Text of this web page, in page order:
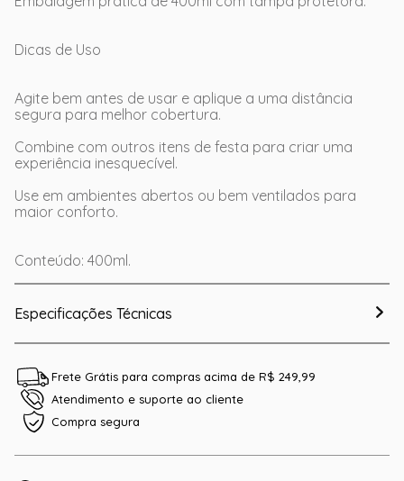
Dicas de Uso
Agite bem antes de usar e aplique a uma distância
segura para melhor cobertura.
Combine com outros itens de festa para criar uma
experiência inesquecível.
Use em ambientes abertos ou bem ventilados para
maior conforto.
Conteúdo: 400ml.
Especificações Técnicas
Frete Grátis para compras acima de R$ 249,99
Atendimento e suporte ao cliente
Compra segura